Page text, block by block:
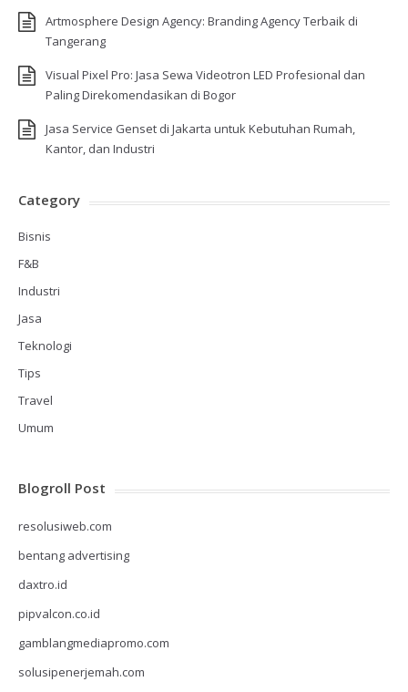
Artmosphere Design Agency: Branding Agency Terbaik di
Tangerang
Visual Pixel Pro: Jasa Sewa Videotron LED Profesional dan
Paling Direkomendasikan di Bogor
Jasa Service Genset di Jakarta untuk Kebutuhan Rumah,
Kantor, dan Industri
Category
Bisnis
F&B
Industri
Jasa
Teknologi
Tips
Travel
Umum
Blogroll Post
resolusiweb.com
bentang advertising
daxtro.id
pipvalcon.co.id
gamblangmediapromo.com
solusipenerjemah.com